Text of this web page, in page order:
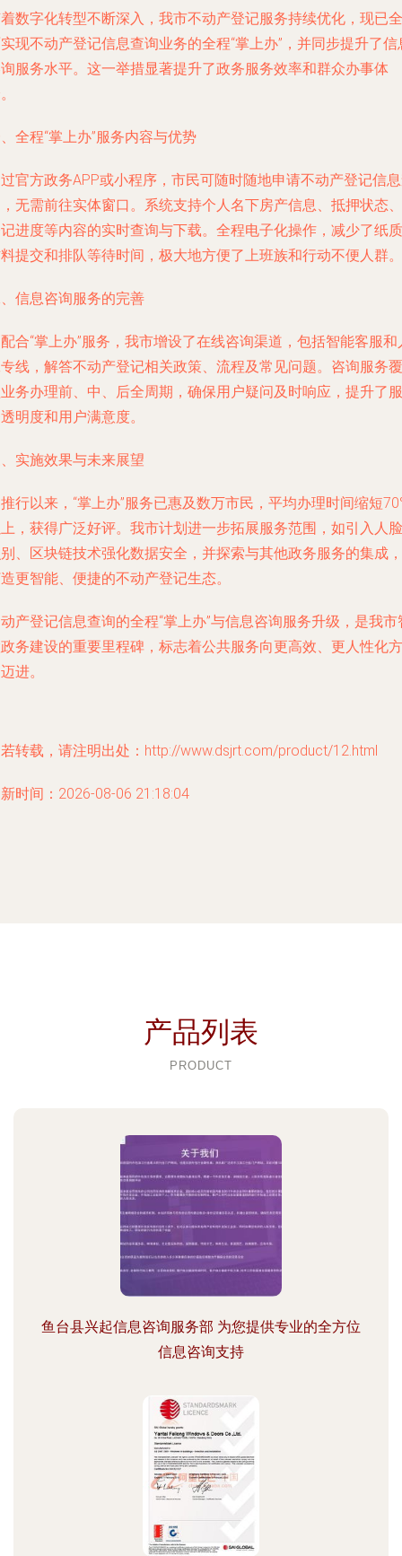
数字化转型不断深入，我市不动产登记服务持续优化，现已全
现不动产登记信息查询业务的全程“掌上办”，并同步提升了信
服务水平。这一举措显著提升了政务服务效率和群众办事体
全程“掌上办”服务内容与优势
官方政务APP或小程序，市民可随时随地申请不动产登记信
无需前往实体窗口。系统支持个人名下房产信息、抵押状态、
进度等内容的实时查询与下载。全程电子化操作，减少了纸质
提交和排队等待时间，极大地方便了上班族和行动不便人群。
信息咨询服务的完善
合“掌上办”服务，我市增设了在线咨询渠道，包括智能客服和
线，解答不动产登记相关政策、流程及常见问题。咨询服务覆
务办理前、中、后全周期，确保用户疑问及时响应，提升了服
明度和用户满意度。
实施效果与未来展望
行以来，“掌上办”服务已惠及数万市民，平均办理时间缩短
，获得广泛好评。我市计划进一步拓展服务范围，如引入人脸
、区块链技术强化数据安全，并探索与其他政务服务的集成，
更智能、便捷的不动产登记生态。
产登记信息查询的全程“掌上办”与信息咨询服务升级，是我市
务建设的重要里程碑，标志着公共服务向更高效、更人性化方
进。
转载，请注明出处：http://www.dsjrt.com/product/12.html
时间：2026-08-06 21:18:04
产品列表
PRODUCT
鱼台县兴起信息咨询服务部 为您提供专业的全方位
信息咨询支持